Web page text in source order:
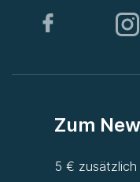
Zum
5 €